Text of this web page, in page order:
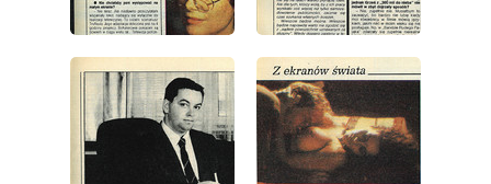
wydanie: 4/1991 wydanie: 4/1991